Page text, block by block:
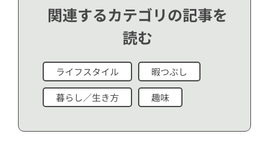
関連するカテゴリの記事を
読む
ライフスタイル 暇つぶし
暮らし／生き方 趣味